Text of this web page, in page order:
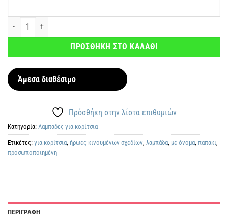
Αρωματική λαμπάδα Παπάκι για κορίτσια με όνομα ποσότητα
ΠΡΟΣΘΗΚΗ ΣΤΟ ΚΑΛΑΘΙ
Άμεσα διαθέσιμο
Πρόσθήκη στην λίστα επιθυμιών
Κατηγορία: Λαμπάδες για κορίτσια
Ετικέτες: για κορίτσια ήρωες κινουμένων σχεδίων λαμπάδα με όνομα παπάκι
προσωποποιημένη
ΠΕΡΙΓΡΑΦΗ